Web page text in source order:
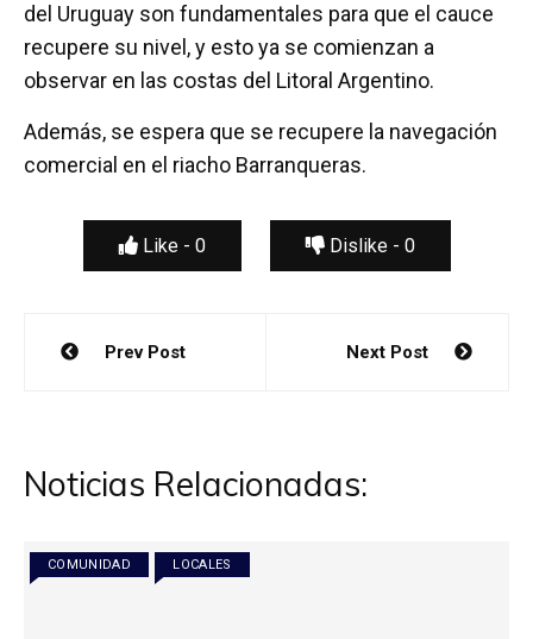
del Uruguay son fundamentales para que el cauce
recupere su nivel, y esto ya se comienzan a
observar en las costas del Litoral Argentino.
Además, se espera que se recupere la navegación
comercial en el riacho Barranqueras.
Like - 0 Dislike - 0
Navegación
Prev Post Next Post
Noticias Relacionadas:
COMUNIDAD LOCALES